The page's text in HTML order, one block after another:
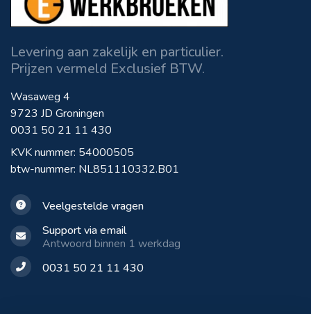
Levering aan zakelijk en particulier.
Prijzen vermeld Exclusief BTW.
Wasaweg 4
9723 JD Groningen
0031 50 21 11 430
KVK nummer: 54000505
btw-nummer: NL851110332.B01
Veelgestelde vragen
Support via email
Antwoord binnen 1 werkdag
0031 50 21 11 430